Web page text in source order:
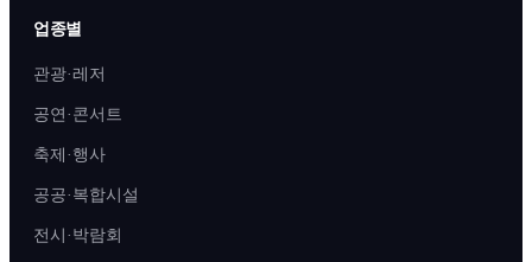
업종별
관광·레저
공연·콘서트
축제·행사
공공·복합시설
전시·박람회